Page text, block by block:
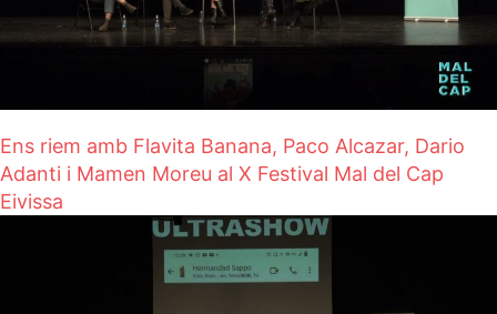
Ens riem amb Flavita Banana, Paco Alcazar, Dario
Adanti i Mamen Moreu al X Festival Mal del Cap
Eivissa